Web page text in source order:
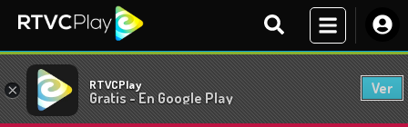
× RTVCPlay
Gratis - En Google Play
Ver